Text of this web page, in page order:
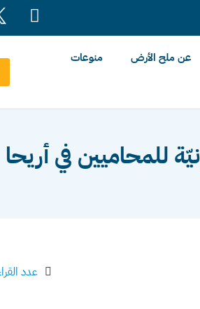
عن ملح الأرض
منوعات
للمحاميين في أريحا
عدد